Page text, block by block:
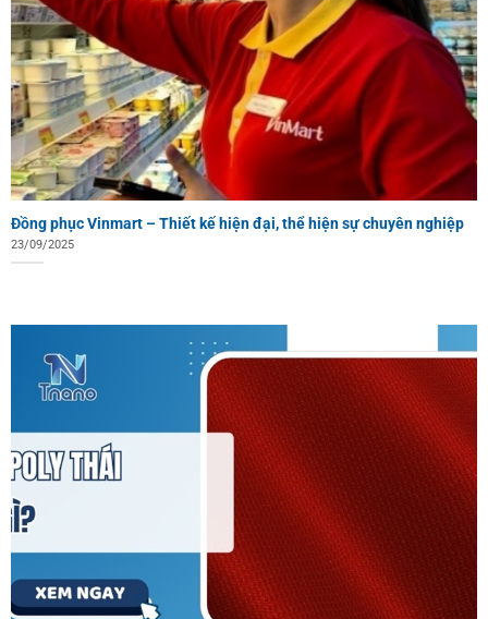
Đồng phục Vinmart – Thiết kế hiện đại, thể hiện sự chuyên nghiệp
23/09/2025